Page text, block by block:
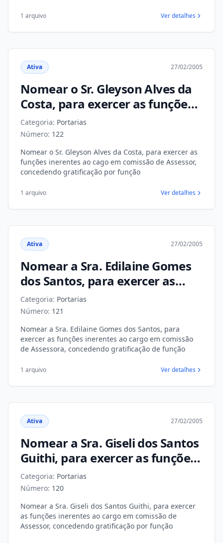
1 arquivo Ver detalhes
Ativa 27/02/2005
Nomear o Sr. Gleyson Alves da
Costa, para exercer as funções
inerentes ao cago em comissão
de Assessor, concedendo
gratificação por função
Categoria: Portarias
Número: 122
Nomear o Sr. Gleyson Alves da Costa, para exercer as
funções inerentes ao cago em comissão de Assessor,
concedendo gratificação por função
1 arquivo Ver detalhes
Ativa 27/02/2005
Nomear a Sra. Edilaine Gomes
dos Santos, para exercer as
funções inerentes ao cargo em
comissão de Assessora,
concedendo gratificação de
função
Categoria: Portarias
Número: 121
Nomear a Sra. Edilaine Gomes dos Santos, para
exercer as funções inerentes ao cargo em comissão
de Assessora, concedendo gratificação de função
1 arquivo Ver detalhes
Ativa 27/02/2005
Nomear a Sra. Giseli dos Santos
Guithi, para exercer as funções
inerentes ao cargo em
comissão de Assessor,
concedendo gratificação por
função
Categoria: Portarias
Número: 120
Nomear a Sra. Giseli dos Santos Guithi, para exercer
as funções inerentes ao cargo em comissão de
Assessor, concedendo gratificação por função